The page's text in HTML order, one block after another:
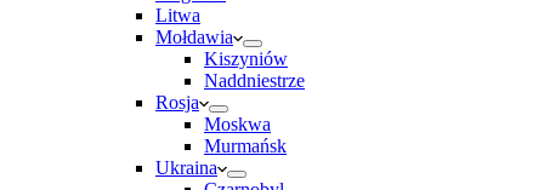
Litwa
Mołdawia
Kiszyniów
Naddniestrze
Rosja
Moskwa
Murmańsk
Ukraina